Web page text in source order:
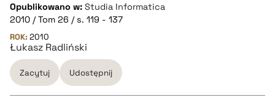
pobierz cytat
BIBTEX
pobierz cytat
Opublikowano w: Studia Informatica
2010 / Tom 26 / s. 119 - 137
ROK: 2010
Łukasz Radliński
Zacytuj Udostępnij